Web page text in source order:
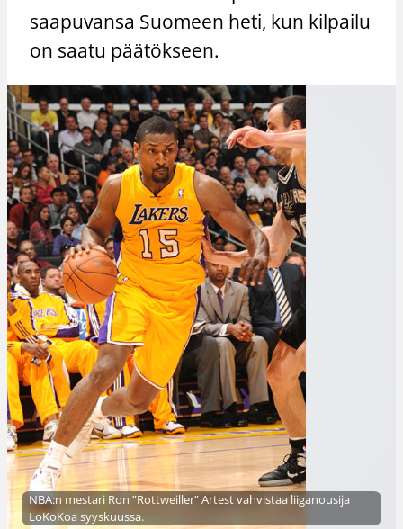
saapuvansa Suomeen heti, kun kilpailu
on saatu päätökseen.
NBA:n mestari Ron ”Rottweiller” Artest vahvistaa liiganousija
LoKoKoa syyskuussa.